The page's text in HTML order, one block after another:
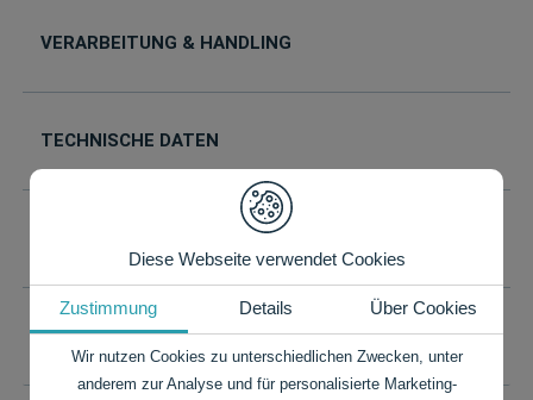
VERARBEITUNG & HANDLING
TECHNISCHE DATEN
IHR WUNSCHFORMAT IST NICHT DABEI?
PREISLISTE ALS PDF
Diese Webseite verwendet Cookies
Zustimmung Details Über Cookies
Wir nutzen Cookies zu unterschiedlichen Zwecken, unter
anderem zur Analyse und für personalisierte Marketing-